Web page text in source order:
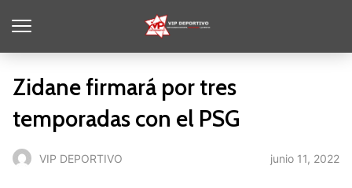
Zidane firmará por tres
temporadas con el PSG
VIP DEPORTIVO junio 11, 2022